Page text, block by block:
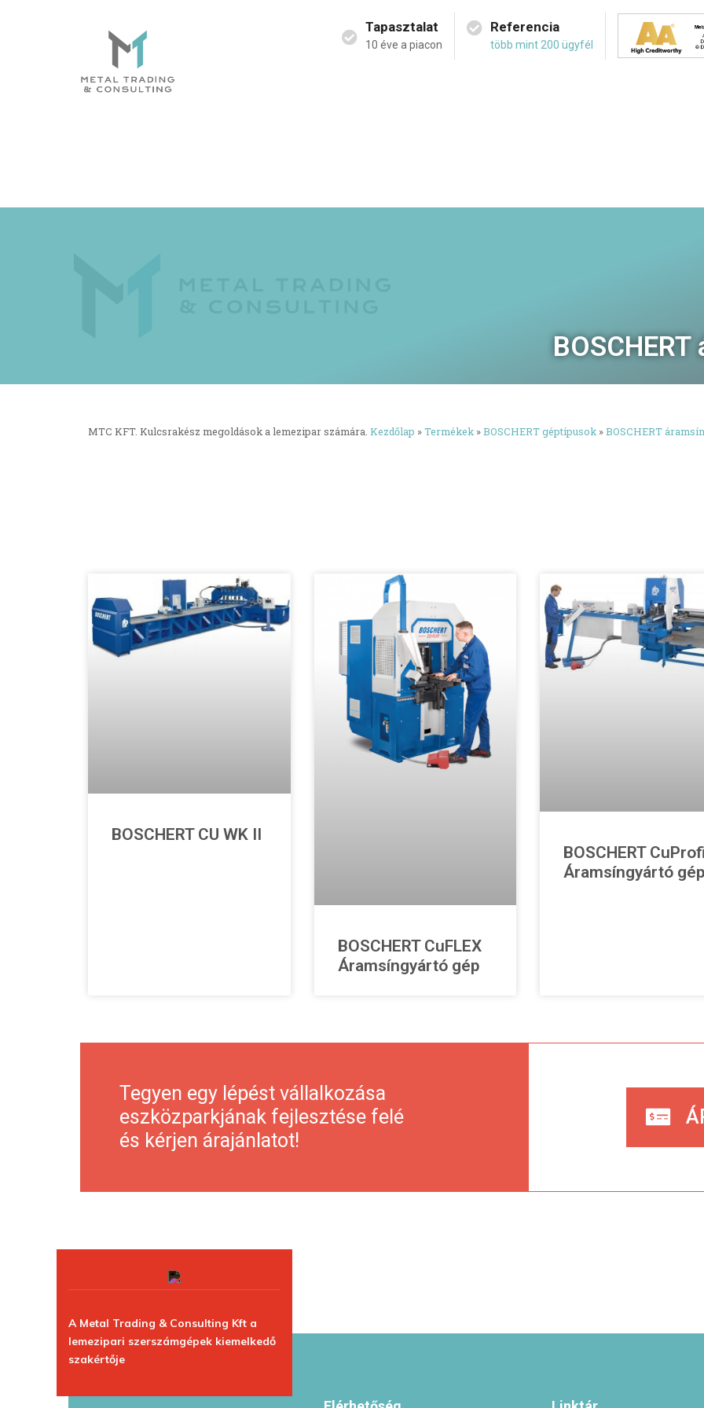
Tapasztalat
10 éve a piacon
Referencia
több mint 200 ügyfél
MTC KFT. Kulcsrakész megoldások a lemezipar számára. Kezdőlap »Termékek »BOSCHERT géptípusok »BOSCHERT
BOSCHERT CU WK II
BOSCHERT CuFLEX
Áramsíngyártó gép
BOSCHERT
Áramsíngyártó gép
Tegyen egy lépést vállalkozása
eszközparkjának fejlesztése felé
és kérjen árajánlatot!
A Metal Trading & Consulting Kft a
lemezipari szerszámgépek kiemelkedő
szakértője